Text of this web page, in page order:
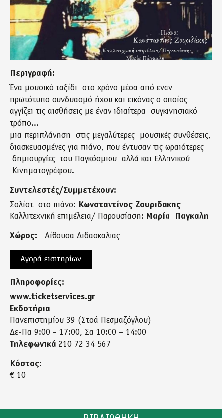
Περιγραφή:
Ένα μουσικό ταξίδι στο χρόνο μέσα από εναν
πρωτότυπο συνδυασμό ήχου και εικόνας ο οποίος
αγγίζει τις αισθήσεις με έναν ιδιαίτερα συγκινησιακό
τρόπο...
μια περιπλάνηση στις μεγαλύτερες μουσικές συνθέσεις,
διασκευασμένες για πιάνο, που έντυσαν τις ωραιότερες
δημιουργίες του Παγκόσμιου αλλά και Ελληνικού
Κινηματογράφου.
Συντελεστές/Συμμετέχουν:
Σολίστ στο πιάνο: Κωνσταντίνος Ζουριδακης
Καλλιτεχνική επιμέλεια/ Παρουσίαση: Μαρία Παγκαλη
Χώρος: Αίθουσα Διδασκαλίας
Αγορά εισιτηρίων
Πληροφορίες:
www.ticketservices.gr
Εκδοτήρια
Πανεπιστημίου 39 (Στοά Πεσμαζόγλου)
Δε-Πα 9:00 – 17:00, Σα 10:00 – 14:00
Τηλεφωνικά 210 72 34 567
Κόστος:
€ 10